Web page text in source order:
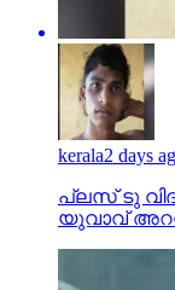
kerala2 days
പ്ലസ് ടു
യുവാവ്